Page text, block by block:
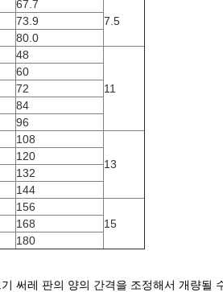
67.7
7.5
73.9
80.0
48
11
60
72
84
96
108
13
120
132
144
156
15
168
180
써레 판의 양의 간격을 조정해서 개량될